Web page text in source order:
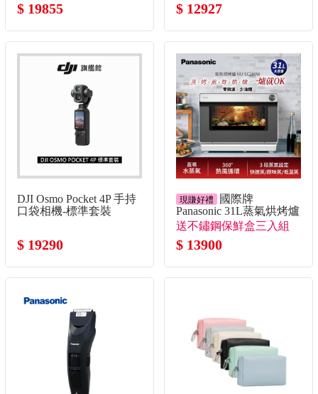
$ 19855 $ 12927
DJI Osmo Pocket 4P 手持
口袋相機-標準套裝
$ 19290
現賺好禮
國際牌
Panasonic 31L蒸氣烘烤爐
送不鏽鋼保鮮盒三入組
$ 13900